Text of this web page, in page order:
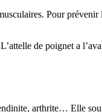
Pour
de poignet a
arthrite… Elle